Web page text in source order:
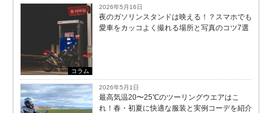
コラム
2026年5月16日
夜のガソリンスタンドは映える！？スマホでも
愛車をカッコよく撮れる場所と写真のコツ7選
2026年5月1日
最高気温20〜25℃のツーリングウエアはこ
れ！春・初夏に快適な服装と実例コーデを紹介